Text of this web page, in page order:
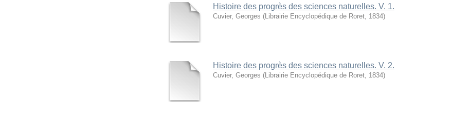
Histoire des progrès des sciences naturelles. V. 1.
Cuvier, Georges (Librairie Encyclopédique de Roret, 1834)
Histoire des progrès des sciences naturelles. V. 2.
Cuvier, Georges (Librairie Encyclopédique de Roret, 1834)